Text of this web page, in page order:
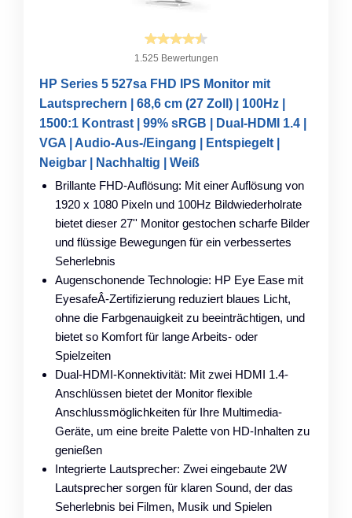
1.525 Bewertungen
HP Series 5 527sa FHD IPS Monitor mit
Lautsprechern | 68,6 cm (27 Zoll) | 100Hz |
1500:1 Kontrast | 99% sRGB | Dual-HDMI 1.4 |
VGA | Audio-Aus-/Eingang | Entspiegelt |
Neigbar | Nachhaltig | Weiß
Brillante FHD-Auflösung: Mit einer Auflösung von
1920 x 1080 Pixeln und 100Hz Bildwiederholrate
bietet dieser 27'' Monitor gestochen scharfe Bilder
und flüssige Bewegungen für ein verbessertes
Seherlebnis
Augenschonende Technologie: HP Eye Ease mit
EyesafeÂ-Zertifizierung reduziert blaues Licht,
ohne die Farbgenauigkeit zu beeinträchtigen, und
bietet so Komfort für lange Arbeits- oder
Spielzeiten
Dual-HDMI-Konnektivität: Mit zwei HDMI 1.4-
Anschlüssen bietet der Monitor flexible
Anschlussmöglichkeiten für Ihre Multimedia-
Geräte, um eine breite Palette von HD-Inhalten zu
genießen
Integrierte Lautsprecher: Zwei eingebaute 2W
Lautsprecher sorgen für klaren Sound, der das
Seherlebnis bei Filmen, Musik und Spielen